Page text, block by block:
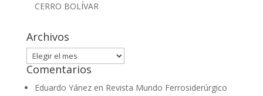
CERRO BOLÍVAR
Archivos
Archivos
Comentarios
Eduardo Yánezen Revista Mundo Ferrosiderúrgico